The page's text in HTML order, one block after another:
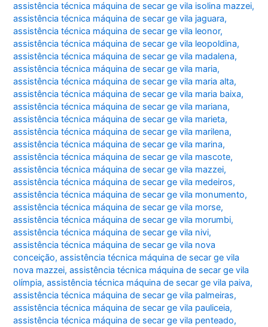
assistência técnica máquina de secar ge vila isolina mazzei,
assistência técnica máquina de secar ge vila jaguara,
assistência técnica máquina de secar ge vila leonor,
assistência técnica máquina de secar ge vila leopoldina,
assistência técnica máquina de secar ge vila madalena,
assistência técnica máquina de secar ge vila maria,
assistência técnica máquina de secar ge vila maria alta,
assistência técnica máquina de secar ge vila maria baixa,
assistência técnica máquina de secar ge vila mariana,
assistência técnica máquina de secar ge vila marieta,
assistência técnica máquina de secar ge vila marilena,
assistência técnica máquina de secar ge vila marina,
assistência técnica máquina de secar ge vila mascote,
assistência técnica máquina de secar ge vila mazzei,
assistência técnica máquina de secar ge vila medeiros,
assistência técnica máquina de secar ge vila monumento,
assistência técnica máquina de secar ge vila morse,
assistência técnica máquina de secar ge vila morumbi,
assistência técnica máquina de secar ge vila nivi,
assistência técnica máquina de secar ge vila nova
conceição,assistência técnica máquina de secar ge vila
nova mazzei,assistência técnica máquina de secar ge vila
olímpia,assistência técnica máquina de secar ge vila paiva,
assistência técnica máquina de secar ge vila palmeiras,
assistência técnica máquina de secar ge vila pauliceia,
assistência técnica máquina de secar ge vila penteado,